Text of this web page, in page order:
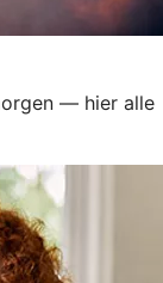
— hier alle